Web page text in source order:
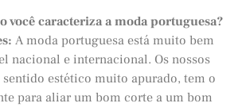
você caracteriza a moda portuguesa?
A moda portuguesa está muito bem
nacional e internacional. Os nossos
estético muito apurado, tem o
para aliar um bom corte a um bom